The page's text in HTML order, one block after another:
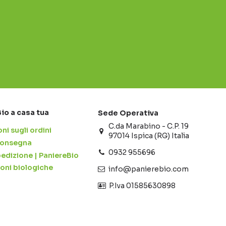
a casa tua
sugli ordini
| PaniereBio
biologiche
Sede Operativa
C.da Marabino - C.P. 19
97014 Ispica (RG) Italia
0932 955696
info@panierebio.com
‎‎‎‎‎ P.Iva 01585630898